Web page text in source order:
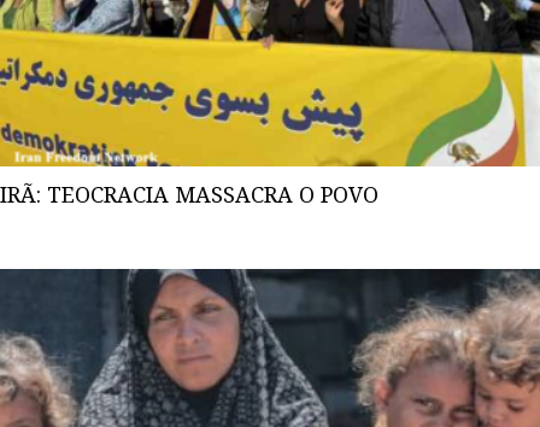
IRÃ: TEOCRACIA MASSACRA O POVO